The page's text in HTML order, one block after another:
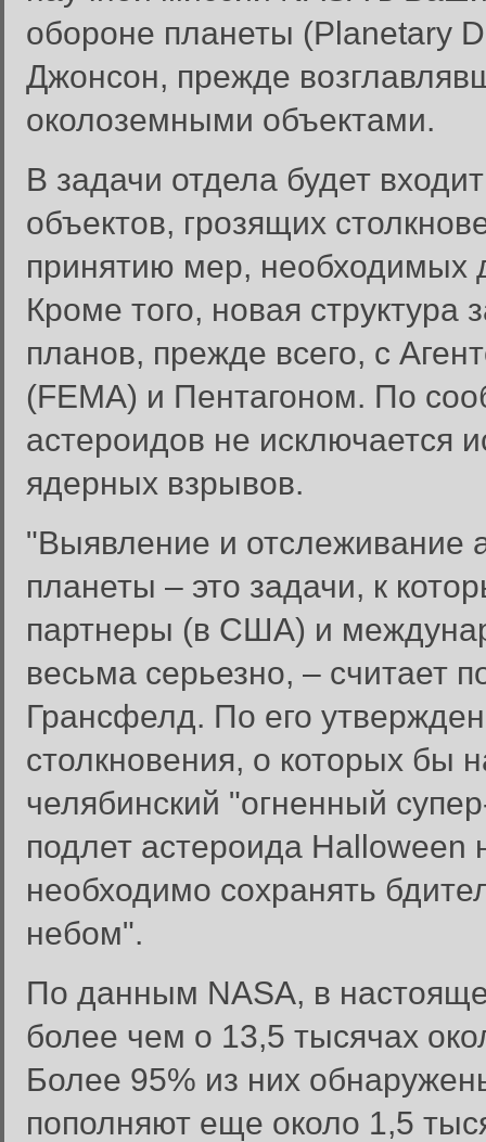
обороне планеты (Planetary
Джонсон, прежде
околоземными объектами.
В задачи отдела будет
объектов, грозящих
принятию мер, необходимых
Кроме того, новая структура
планов, прежде всего, с
(FEMA) и Пентагоном. По
астероидов не исключается
ядерных взрывов.
"Выявление и отслеживание
планеты – это задачи, к
партнеры (в США) и
весьма серьезно, – считает
Грансфелд. По его
столкновения, о которых бы
челябинский "огненный
подлет астероида
необходимо сохранять
небом".
По данным NASA, в
более чем о 13,5 тысячах
Более 95% из них
пополняют еще около 1,5
Введите свое имя
Инструкция по сбросу
введенному адресу.
Сбросить пароль